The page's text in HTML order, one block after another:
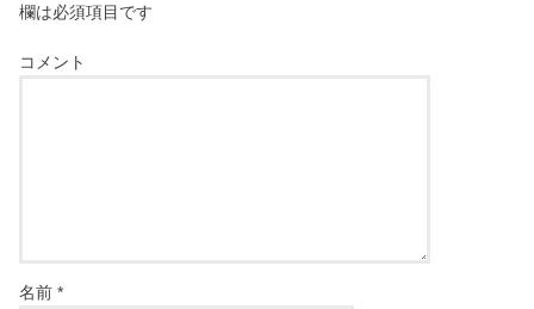
欄は必須項目です
コメント
名前*